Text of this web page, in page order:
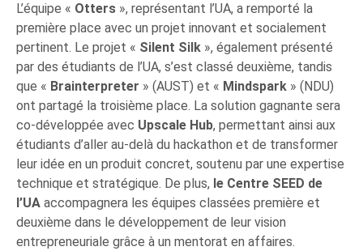
L’équipe « Otters », représentant l’UA, a remporté la
première place avec un projet innovant et socialement
pertinent. Le projet « Silent Silk », également présenté
par des étudiants de l’UA, s’est classé deuxième, tandis
que « Brainterpreter » (AUST) et « Mindspark » (NDU)
ont partagé la troisième place. La solution gagnante sera
co-développée avec Upscale Hub, permettant ainsi aux
étudiants d’aller au-delà du hackathon et de transformer
leur idée en un produit concret, soutenu par une expertise
technique et stratégique. De plus, le Centre SEED de
l’UA accompagnera les équipes classées première et
deuxième dans le développement de leur vision
entrepreneuriale grâce à un mentorat en affaires.